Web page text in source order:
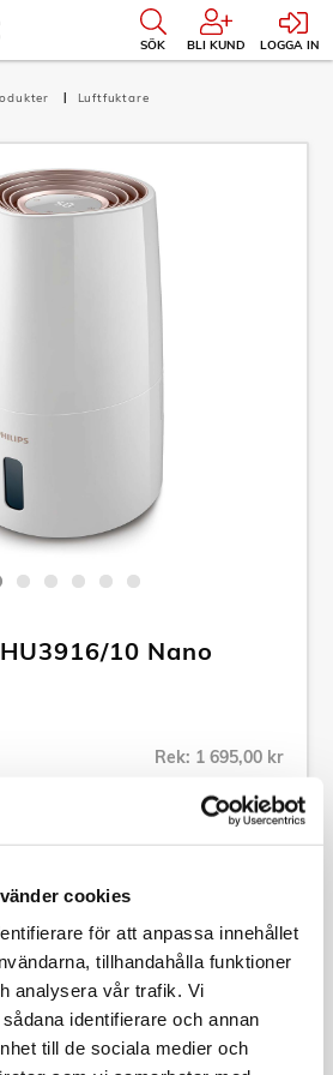
cookies
för att anpassa innehållet
tillhandahålla funktioner
analysera vår trafik. Vi
identifierare och annan
till de sociala medier och
SÖK BLI KUND LOGGA IN
Luftfuktare
10 Nano
Rek: 1 695,00 kr
Philips